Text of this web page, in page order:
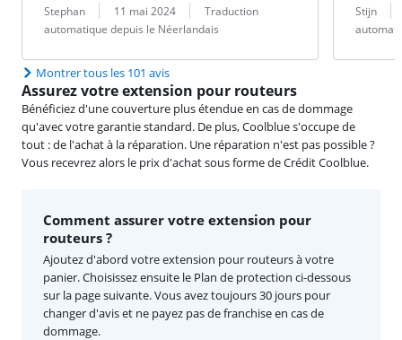
Évaluation par :
Stephan
Date : 11 mai 2024
Traduction :
Traduction
automatique depuis le Néerlandais
Évaluation
Stijn
Date :
Traduction :
Montrer tous les 101 avis
Assurez votre extension pour routeurs
Bénéficiez d'une couverture plus étendue en cas de dommage
qu'avec votre garantie standard. De plus, Coolblue s'occupe de
tout : de l'achat à la réparation. Une réparation n'est pas possible ?
Vous recevrez alors le prix d'achat sous forme de Crédit Coolblue.
Comment assurer votre extension pour
routeurs ?
Ajoutez d'abord votre extension pour routeurs à votre
panier. Choisissez ensuite le Plan de protection ci-dessous
sur la page suivante. Vous avez toujours 30 jours pour
changer d'avis et ne payez pas de franchise en cas de
dommage.